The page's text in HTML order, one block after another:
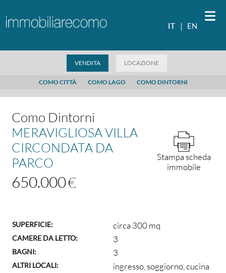
CONTATTI
IT
IT EN
VENDITA LOCAZIONE
COMO CITTÀ COMO LAGO COMO DINTORNI
Como Dintorni
MERAVIGLIOSA VILLA
CIRCONDATA DA
PARCO
650.000
Stampa scheda
immobile
SUPERFICIE: circa 300 mq
CAMERE DA LETTO: 3
BAGNI: 3
ALTRI LOCALI:
ingresso, soggiorno, cucina